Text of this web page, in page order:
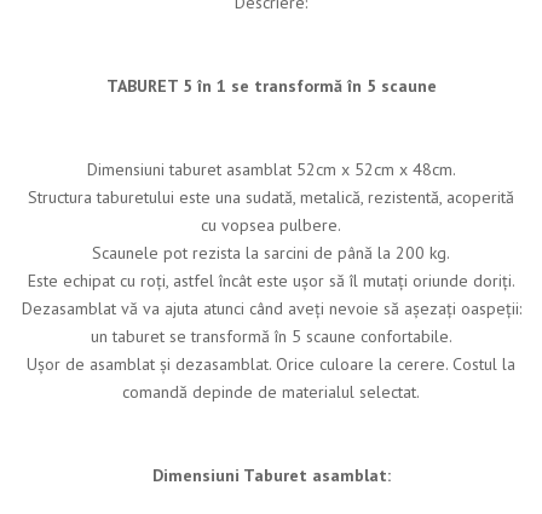
TABURET 5 în 1 se transformă în 5 scaune
Dimensiuni taburet asamblat 52cm x 52cm x 48cm.
Structura taburetului este una sudată, metalică, rezistentă, acoperită
cu vopsea pulbere.
Scaunele pot rezista la sarcini de până la 200 kg.
Este echipat cu roți, astfel încât este ușor să îl mutați oriunde doriți.
Dezasamblat vă va ajuta atunci când aveți nevoie să așezați oaspeții:
un taburet se transformă în 5 scaune confortabile.
Ușor de asamblat și dezasamblat. Orice culoare la cerere. Costul la
comandă depinde de materialul selectat.
Dimensiuni Taburet asamblat: